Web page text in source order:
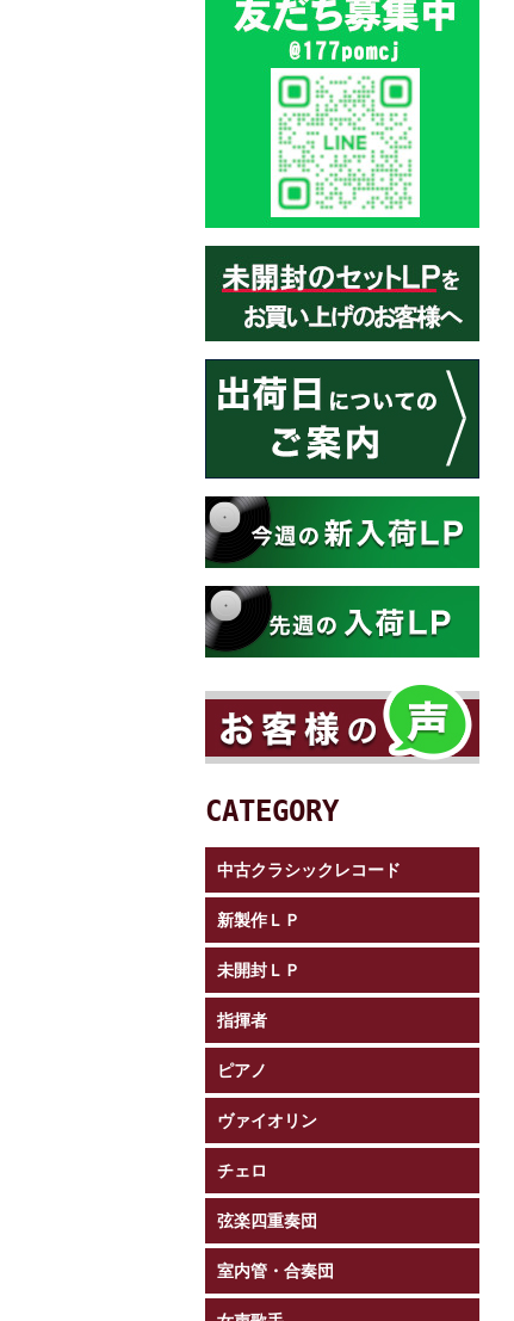
CATEGORY
中古クラシックレコード
新製作ＬＰ
未開封ＬＰ
指揮者
ピアノ
ヴァイオリン
チェロ
弦楽四重奏団
室内管・合奏団